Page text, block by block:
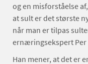
og en misforståelse
at sult er det største
når man er tilpas
ernæringsekspert
Han mener, at det er